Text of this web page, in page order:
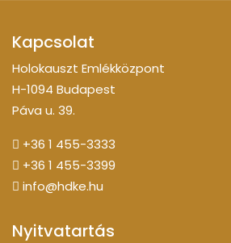
Kapcsolat
Holokauszt Emlékközpont
H-1094 Budapest
Páva u. 39.
+36 1 455-3333
+36 1 455-3399
info@hdke.hu
Nyitvatartás